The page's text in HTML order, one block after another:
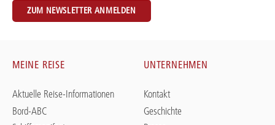
ZUM NEWSLETTER ANMELDEN
MEINE REISE
Aktuelle Reise-Informationen
Bord-ABC
UNTERNEHMEN
Kontakt
Geschichte